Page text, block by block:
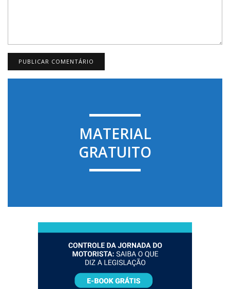
MATERIAL
GRATUITO